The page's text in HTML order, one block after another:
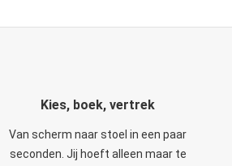
Kies, boek, vertrek
Van scherm naar stoel in een paar
seconden. Jij hoeft alleen maar te